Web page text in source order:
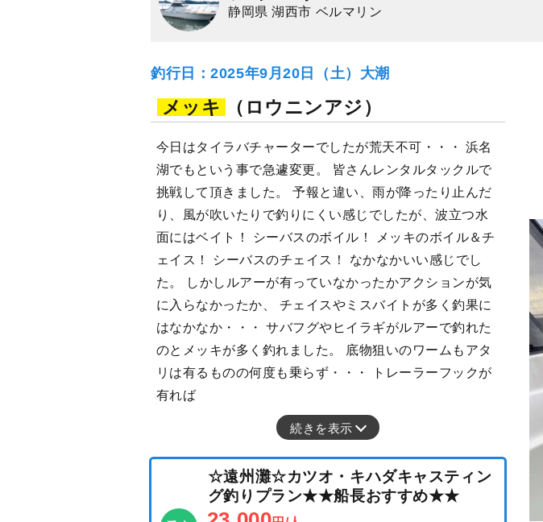
静岡県 湖西市 ベルマリン
釣行日：2025年9月20日（土）大潮
メッキ （ロウニンアジ）
今日はタイラバチャーターでしたが荒天不可・・・ 浜名
湖でもという事で急遽変更。 皆さんレンタルタックルで
挑戦して頂きました。 予報と違い、雨が降ったり止んだ
り、風が吹いたりで釣りにくい感じでしたが、波立つ水
面にはベイト！ シーバスのボイル！ メッキのボイル＆チ
ェイス！ シーバスのチェイス！ なかなかいい感じでし
た。 しかしルアーが有っていなかったかアクションが気
に入らなかったか、 チェイスやミスバイトが多く釣果に
はなかなか・・・ サバフグやヒイラギがルアーで釣れた
のとメッキが多く釣れました。 底物狙いのワームもアタ
リは有るものの何度も乗らず・・・ トレーラーフックが
有れば
続きを表示